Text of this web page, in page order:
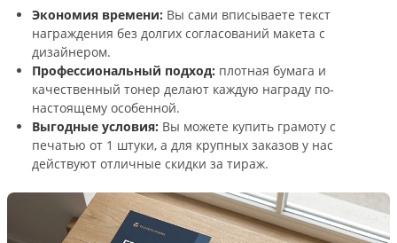
Экономия времени: Вы сами вписываете текст
награждения без долгих согласований макета с
дизайнером.
Профессиональный подход: плотная бумага и
качественный тонер делают каждую награду по-
настоящему особенной.
Выгодные условия: Вы можете купить грамоту с
печатью от 1 штуки, а для крупных заказов у нас
действуют отличные скидки за тираж.